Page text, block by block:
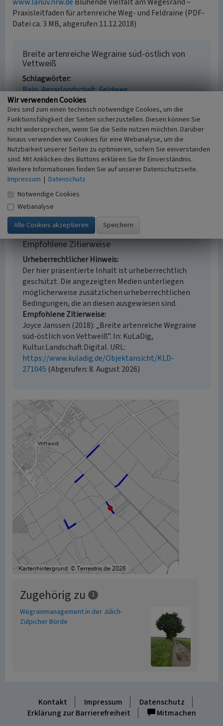
Praxisleitfaden für artenreiche Weg- und Feldraine (PDF-
Datei ca. 3 MB, abgerufen 11.12.2018)
Breite artenreiche Wegraine süd-östlich von
Vettweiß
Schlagwörter
Rain Agrarlandschaft Feldweg
Ort
52391 Vettweiß
Gesetzlich geschütztes Kulturdenkmal
Kein
Fachsicht(en)
Kulturlandschaftspflege, Naturschutz
Erfassungsmaßstab
i.d.R. 1:5.000 (größer als 1:20.000)
Geländebegehung/-kartierung
Empfohlene Zitierweise
Urheberrechtlicher Hinweis
Der hier präsentierte Inhalt ist urheberrechtlich
geschützt. Die angezeigten Medien unterliegen
möglicherweise zusätzlichen urheberrechtlichen
Bedingungen, die an diesen ausgewiesen sind.
Empfohlene Zitierweise
Joyce Janssen (2018): „Breite artenreiche Wegraine
süd-östlich von Vettweiß”. In: KuLaDig,
Kultur.Landschaft.Digital. URL:
https://www.kuladig.de/Objektansicht/KLD-
271045 (Abgerufen: 8. August 2026)
Zugehörig zu 1
Wegrainmanagement in der Jülich-
Zülpicher Börde
Kontakt Impressum
Datenschutz
Erklärung zur Barrierefreiheit
Mitmachen
Wir verwenden Cookies
Dies sind zum einen technisch notwendige Cookies, um die
Funktionsfähigkeit der Seiten sicherzustellen. Diesen können Sie
nicht widersprechen, wenn Sie die Seite nutzen möchten. Darüber
hinaus verwenden wir Cookies für eine Webanalyse, um die
Nutzbarkeit unserer Seiten zu optimieren, sofern Sie einverstanden
sind. Mit Anklicken des Buttons erklären Sie Ihr Einverständnis.
Weitere Informationen finden Sie auf unserer Datenschutzseite.
Impressum | Datenschutz
Notwendige Cookies
Webanalyse